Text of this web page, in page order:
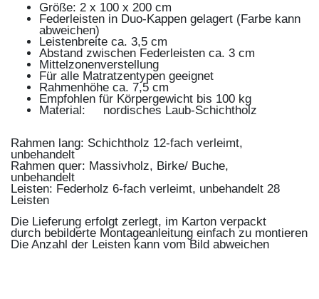
Größe: 2 x 100 x 200 cm
Federleisten in Duo-Kappen gelagert (Farbe kann
abweichen)
Leistenbreite ca. 3,5 cm
Abstand zwischen Federleisten ca. 3 cm
Mittelzonenverstellung
Für alle Matratzentypen geeignet
Rahmenhöhe ca. 7,5 cm
Empfohlen für Körpergewicht bis 100 kg
Material: nordisches Laub-Schichtholz
Rahmen lang: Schichtholz 12-fach verleimt,
unbehandelt
Rahmen quer: Massivholz, Birke/ Buche,
unbehandelt
Leisten: Federholz 6-fach verleimt, unbehandelt 28
Leisten
Die Lieferung erfolgt zerlegt, im Karton verpackt
durch bebilderte Montageanleitung einfach zu montieren
Die Anzahl der Leisten kann vom Bild abweichen